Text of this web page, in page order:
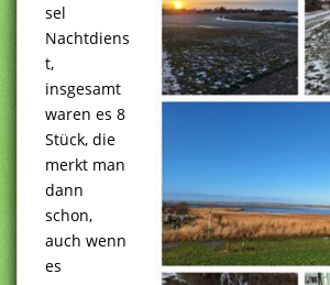
sel
Nachtdiens
t,
insgesamt
waren es 8
Stück, die
merkt man
dann
schon,
auch wenn
es